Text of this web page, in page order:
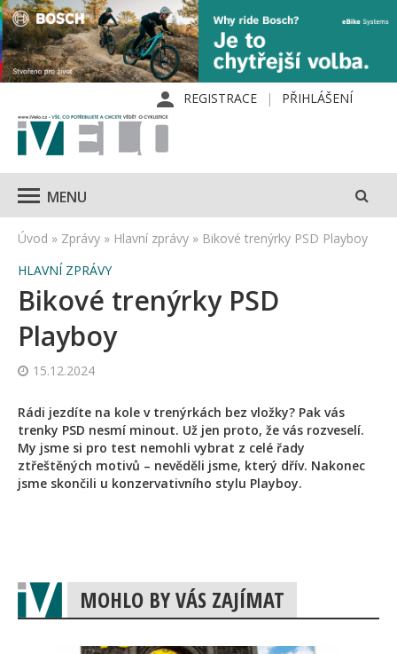
REGISTRACE PŘIHLÁŠENÍ
MENU
Úvod » Zprávy » Hlavní zprávy » Bikové trenýrky PSD Playboy
HLAVNÍ ZPRÁVY
Bikové trenýrky PSD
Playboy
15.12.2024
Rádi jezdíte na kole v trenýrkách bez vložky? Pak vás
trenky PSD nesmí minout. Už jen proto, že vás rozveselí.
My jsme si pro test nemohli vybrat z celé řady
ztřeštěných motivů – nevěděli jsme, který dřív. Nakonec
jsme skončili u konzervativního stylu Playboy.
MOHLO BY VÁS ZAJÍMAT